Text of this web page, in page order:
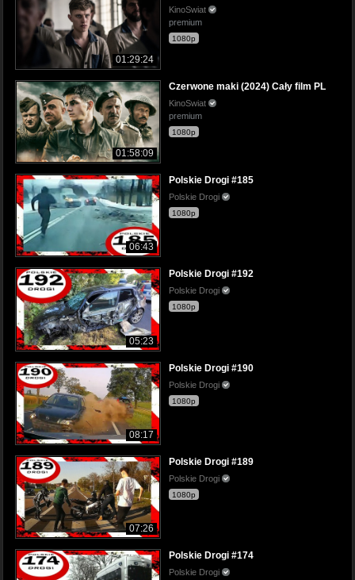
01:29:24
KinoSwiat
premium
1080p
01:58:09
Czerwone maki (2024) Cały film PL
KinoSwiat
premium
1080p
06:43
Polskie Drogi #185
Polskie Drogi
1080p
05:23
Polskie Drogi #192
Polskie Drogi
1080p
08:17
Polskie Drogi #190
Polskie Drogi
1080p
07:26
Polskie Drogi #189
Polskie Drogi
1080p
Polskie Drogi #174
Polskie Drogi